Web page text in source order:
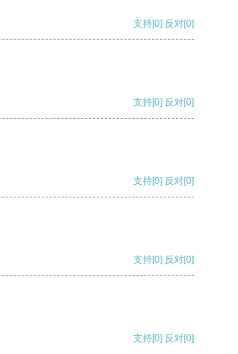
支持[0] 反对[0]
支持[0] 反对[0]
支持[0] 反对[0]
支持[0] 反对[0]
支持[0] 反对[0]